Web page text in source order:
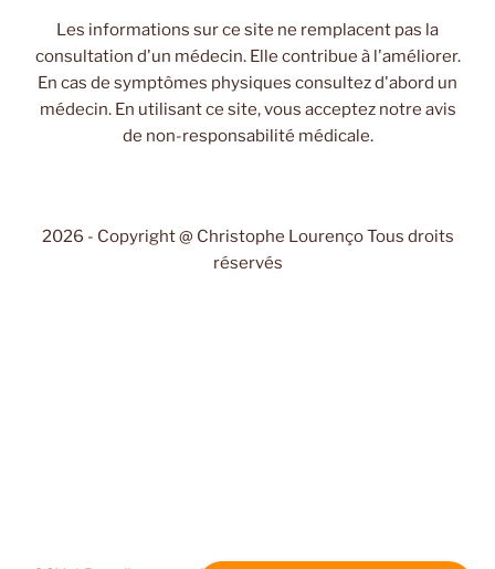
Les informations sur ce site ne remplacent pas la
consultation d'un médecin. Elle contribue à l'améliorer.
En cas de symptômes physiques consultez d'abord un
médecin. En utilisant ce site, vous acceptez notre avis
de non-responsabilité médicale.
2026 - Copyright @ Christophe Lourenço Tous droits
réservés